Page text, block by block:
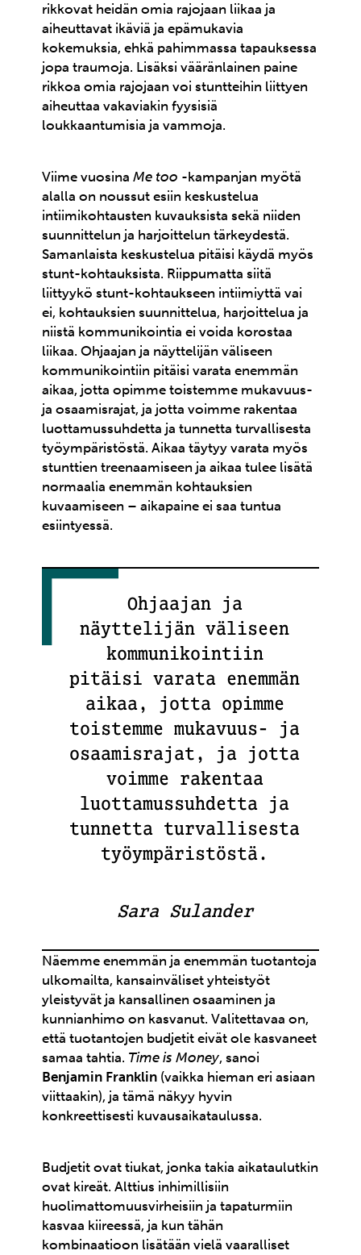
rikkovat heidän omia rajojaan liikaa ja
aiheuttavat ikäviä ja epämukavia
kokemuksia, ehkä pahimmassa tapauksessa
jopa traumoja. Lisäksi vääränlainen paine
rikkoa omia rajojaan voi stuntteihin liittyen
aiheuttaa vakaviakin fyysisiä
loukkaantumisia ja vammoja.
Viime vuosinaMe too -kampanjan myötä
alalla on noussut esiin keskustelua
intiimikohtausten kuvauksista sekä niiden
suunnittelun ja harjoittelun tärkeydestä.
Samanlaista keskustelua pitäisi käydä myös
stunt-kohtauksista. Riippumatta siitä
liittyykö stunt-kohtaukseen intiimiyttä vai
ei, kohtauksien suunnittelua, harjoittelua ja
niistä kommunikointia ei voida korostaa
liikaa. Ohjaajan ja näyttelijän väliseen
kommunikointiin pitäisi varata enemmän
aikaa, jotta opimme toistemme mukavuus-
ja osaamisrajat, ja jotta voimme rakentaa
luottamussuhdetta ja tunnetta turvallisesta
työympäristöstä. Aikaa täytyy varata myös
stunttien treenaamiseen ja aikaa tulee lisätä
normaalia enemmän kohtauksien
kuvaamiseen – aikapaine ei saa tuntua
esiintyessä.
Ohjaajan ja
näyttelijän väliseen
kommunikointiin
pitäisi varata enemmän
aikaa, jotta opimme
toistemme mukavuus- ja
osaamisrajat, ja jotta
voimme rakentaa
luottamussuhdetta ja
tunnetta turvallisesta
työympäristöstä.
Sara Sulander
Näemme enemmän ja enemmän tuotantoja
ulkomailta, kansainväliset yhteistyöt
yleistyvät ja kansallinen osaaminen ja
kunnianhimo on kasvanut. Valitettavaa on,
että tuotantojen budjetit eivät ole kasvaneet
samaa tahtia. Time is Money, sanoi
Benjamin Franklin (vaikka hieman eri asiaan
viittaakin), ja tämä näkyy hyvin
konkreettisesti kuvausaikataulussa.
Budjetit ovat tiukat, jonka takia aikataulutkin
ovat kireät. Alttius inhimillisiin
huolimattomuusvirheisiin ja tapaturmiin
kasvaa kiireessä, ja kun tähän
kombinaatioon lisätään vielä vaaralliset